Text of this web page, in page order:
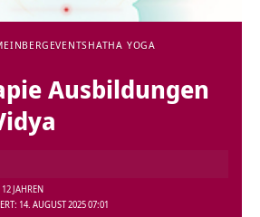
EVENTSHATHA YOGA
Ausbildungen
14. AUGUST 2025 07:01
JAHREN